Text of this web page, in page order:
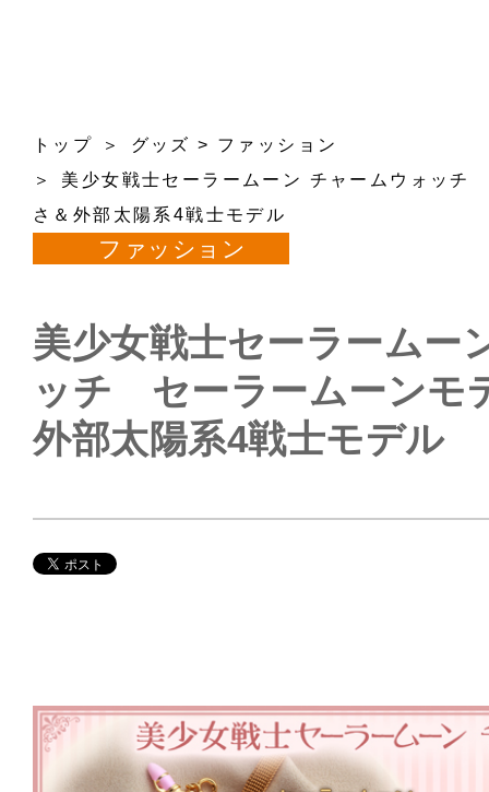
トップ グッズ > ファッション
美少女戦士セーラームーン チャームウォッ
さ＆外部太陽系4戦士モデル
ファッション
美少女戦士セーラームー
ッチ セーラームーンモ
外部太陽系4戦士モデル